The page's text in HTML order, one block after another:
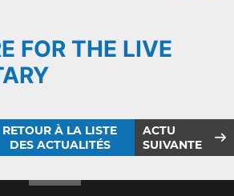
FOR THE LIVE
RETOUR À LA LISTE
DES ACTUALITÉS
ACTU
SUIVANTE